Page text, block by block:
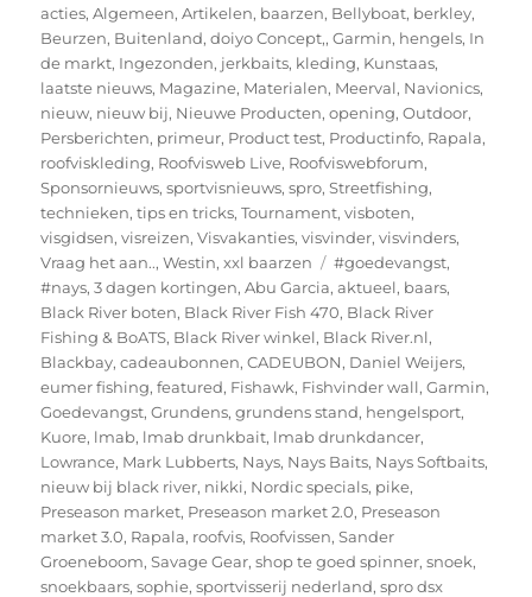
op
acties,Algemeen,Artikelen, baarzen, Bellyboat, berkley,
Beurzen, Buitenland,doiyo Concept,,Garmin, hengels, In
de markt, Ingezonden, jerkbaits, kleding, Kunstaas,
laatste nieuws, Magazine, Materialen, Meerval, Navionics,
nieuw, nieuw bij, Nieuwe Producten,opening,Outdoor,
Persberichten, primeur, Product test, Productinfo, Rapala,
roofviskleding, Roofvisweb Live, Roofviswebforum,
Sponsornieuws,sportvisnieuws,spro,Streetfishing,
technieken,tips en tricks,Tournament,visboten,
visgidsen,visreizen,Visvakanties,visvinder,visvinders,
Vraag het aan..,Westin,xxl baarzen Tags
#goedevangst,
#nays,3 dagen kortingen,Abu Garcia,aktueel, baars,
Black River boten, Black River Fish 470, Black River
Fishing & BoATS, Black River winkel, Black River.nl,
Blackbay,cadeaubonnen,CADEUBON, Daniel Weijers,
eumer fishing,featured, Fishawk, Fishvinder wall,Garmin,
Goedevangst,Grundens,grundens stand, hengelsport,
Kuore, lmab, lmab drunkbait, lmab drunkdancer,
Lowrance, Mark Lubberts, Nays, Nays Baits, Nays Softbaits,
nieuw bij black river, nikki, Nordic specials, pike,
Preseason market, Preseason market 2.0, Preseason
market 3.0, Rapala, roofvis, Roofvissen,Sander
Groeneboom,Savage Gear,shop te goed spinner,snoek,
snoekbaars,sophie,sportvisserij nederland,spro dsx